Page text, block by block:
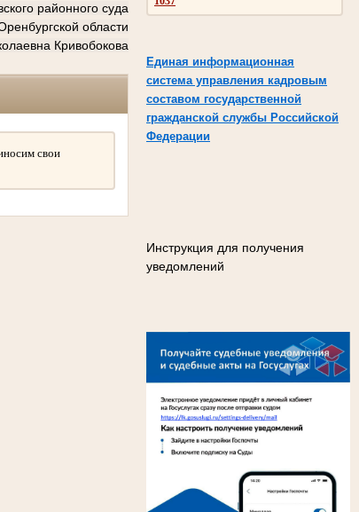
Единая информационная
система управления кадровым
составом государственной
гражданской службы Российской
Федерации
Инструкция для получения
уведомлений
районного суда
области
Кривобокова
свои